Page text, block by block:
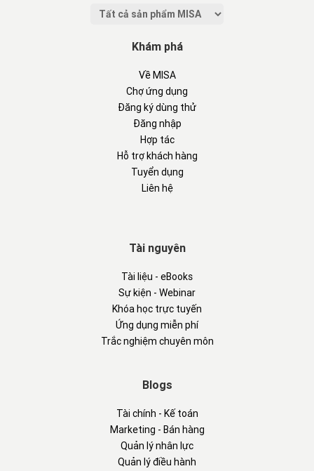
Khám phá
Về MISA
Chợ ứng dụng
Đăng ký dùng thử
Đăng nhập
Hợp tác
Hỗ trợ khách hàng
Tuyển dụng
Liên hệ
Tài nguyên
Tài liệu - eBooks
Sự kiện - Webinar
Khóa học trực tuyến
Ứng dụng miễn phí
Trắc nghiệm chuyên môn
Blogs
Tài chính - Kế toán
Marketing - Bán hàng
Quản lý nhân lực
Quản lý điều hành